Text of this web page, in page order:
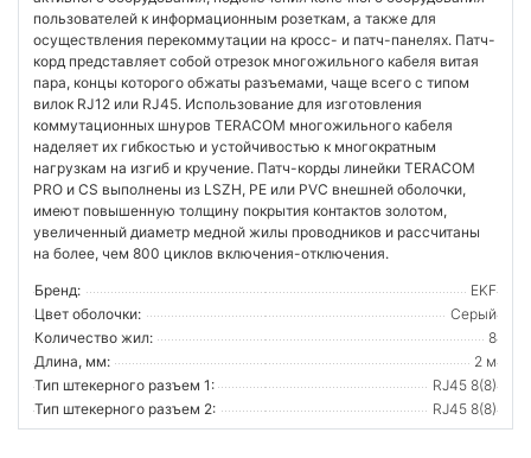
пользователей к информационным розеткам, а также для
осуществления перекоммутации на кросс- и патч-панелях. Патч-
корд представляет собой отрезок многожильного кабеля витая
пара, концы которого обжаты разъемами, чаще всего с типом
вилок RJ12 или RJ45. Использование для изготовления
коммутационных шнуров TERACOM многожильного кабеля
наделяет их гибкостью и устойчивостью к многократным
нагрузкам на изгиб и кручение. Патч-корды линейки TERACOM
PRO и CS выполнены из LSZH, PE или PVC внешней оболочки,
имеют повышенную толщину покрытия контактов золотом,
увеличенный диаметр медной жилы проводников и рассчитаны
на более, чем 800 циклов включения-отключения.
Бренд:
EKF
Цвет оболочки:
Серый
Количество жил:
8
Длина, мм:
2 м
Тип штекерного разъем 1:
RJ45 8(8)
Тип штекерного разъем 2:
RJ45 8(8)